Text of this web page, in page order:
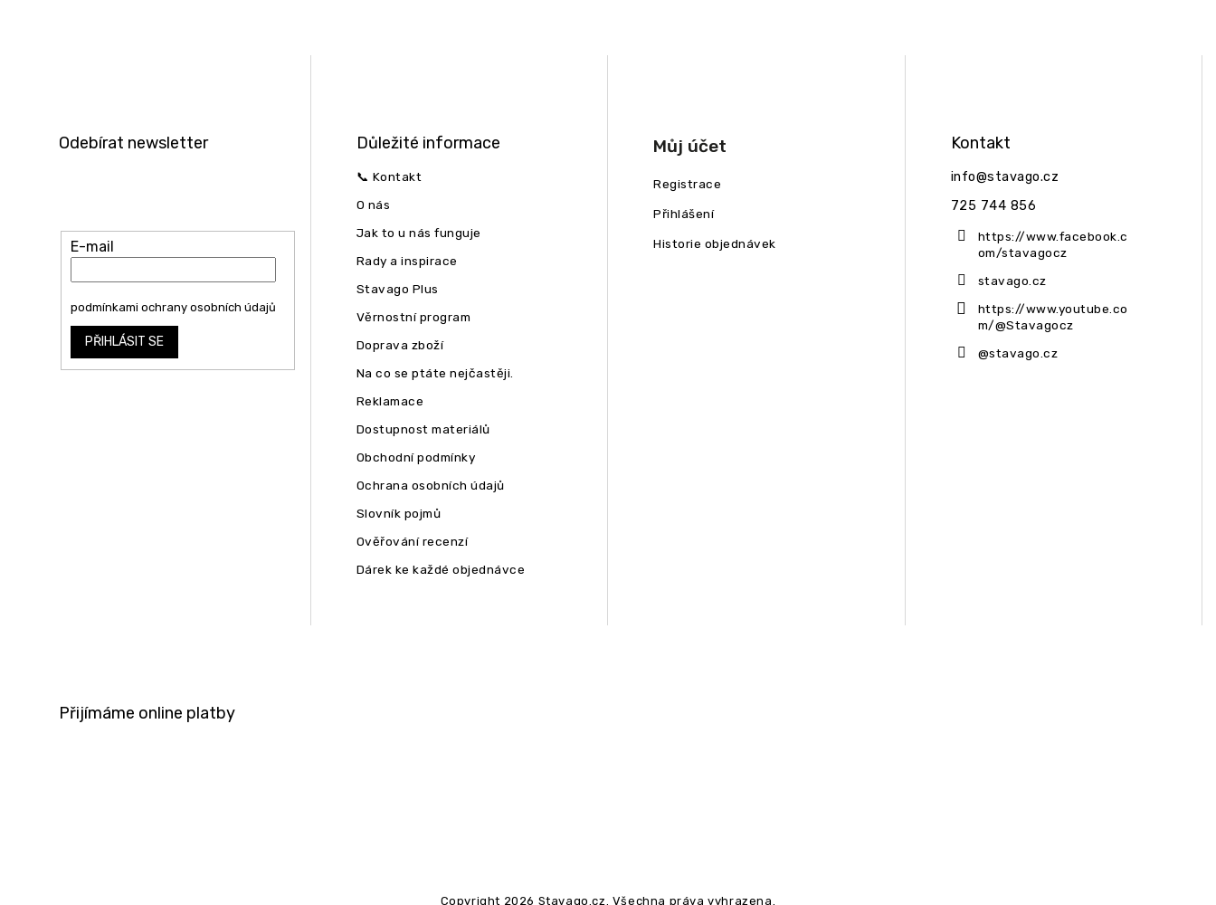
Odebírat newsletter
E-mail
podmínkami ochrany osobních údajů
PŘIHLÁSIT SE
Důležité informace
📞 Kontakt
O nás
Jak to u nás funguje
Rady a inspirace
Stavago Plus
Věrnostní program
Doprava zboží
Na co se ptáte nejčastěji.
Reklamace
Dostupnost materiálů
Obchodní podmínky
Ochrana osobních údajů
Slovník pojmů
Ověřování recenzí
Dárek ke každé objednávce
Můj účet
Registrace
Přihlášení
Historie objednávek
Kontakt
info@stavago.cz
725 744 856
https://www.facebook.c
om/stavagocz
stavago.cz
https://www.youtube.co
m/@Stavagocz
@stavago.cz
Přijímáme online platby
Copyright 2026 Stavago.cz. Všechna práva vyhrazena.